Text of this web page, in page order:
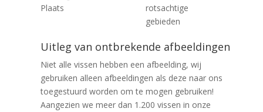
Plaats
rotsachtige
gebieden
Uitleg van ontbrekende afbeeldingen
Niet alle vissen hebben een afbeelding, wij
gebruiken alleen afbeeldingen als deze naar ons
toegestuurd worden om te mogen gebruiken!
Aangezien we meer dan 1.200 vissen in onze